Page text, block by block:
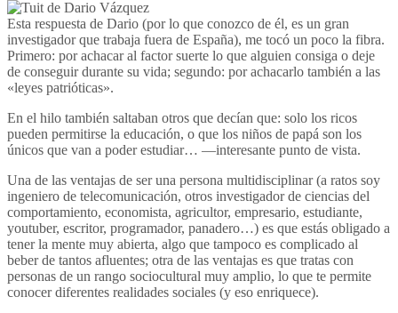
Esta respuesta de Dario (por lo que conozco de él, es un gran
investigador que trabaja fuera de España), me tocó un poco la fibra.
Primero: por achacar al factor suerte lo que alguien consiga o deje
de conseguir durante su vida; segundo: por achacarlo también a las
«leyes patrióticas».
En el hilo también saltaban otros que decían que: solo los ricos
pueden permitirse la educación, o que los niños de papá son los
únicos que van a poder estudiar… —interesante punto de vista.
Una de las ventajas de ser una persona multidisciplinar (a ratos soy
ingeniero de telecomunicación, otros investigador de ciencias del
comportamiento, economista, agricultor, empresario, estudiante,
youtuber, escritor, programador, panadero…) es que estás obligado a
tener la mente muy abierta, algo que tampoco es complicado al
beber de tantos afluentes; otra de las ventajas es que tratas con
personas de un rango sociocultural muy amplio, lo que te permite
conocer diferentes realidades sociales (y eso enriquece).